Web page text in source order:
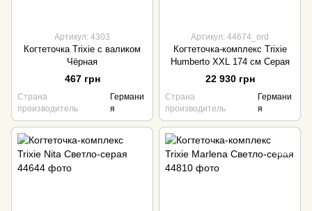
Артикул: 4303
Когтеточка Trixie с валиком
Чёрная
467 грн
Страна
производитель
Германи
я
Артикул: 44674_ord
Когтеточка-комплекс Trixie
Humberto XXL 174 см Серая
22 930 грн
Страна
производитель
Германи
я